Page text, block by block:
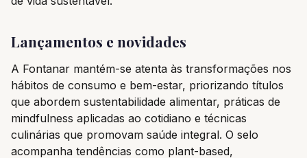
Lançamentos e novidades
A Fontanar mantém-se atenta às transformações nos
hábitos de consumo e bem-estar, priorizando títulos
que abordem sustentabilidade alimentar, práticas de
mindfulness aplicadas ao cotidiano e técnicas
culinárias que promovam saúde integral. O selo
acompanha tendências como plant-based,